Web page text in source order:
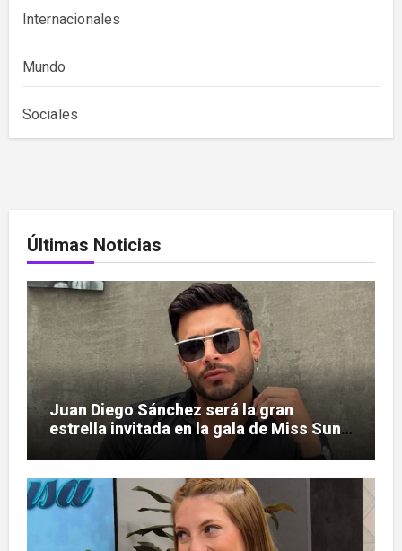
Internacionales
Mundo
Sociales
Últimas Noticias
Juan Diego Sánchez será la gran
estrella invitada en la gala de Miss Sun